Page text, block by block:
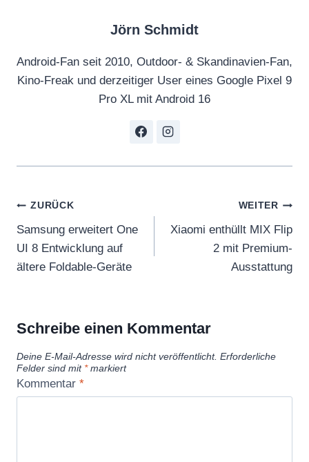
Jörn Schmidt
Android-Fan seit 2010, Outdoor- & Skandinavien-Fan,
Kino-Freak und derzeitiger User eines Google Pixel 9
Pro XL mit Android 16
Beitragsnavigation
ZURÜCK
Samsung erweitert One
UI 8 Entwicklung auf
ältere Foldable-Geräte
WEITER
Xiaomi enthüllt MIX Flip
2 mit Premium-
Ausstattung
Schreibe einen Kommentar
Deine E-Mail-Adresse wird nicht veröffentlicht. Erforderliche
Felder sind mit *markiert
Kommentar *